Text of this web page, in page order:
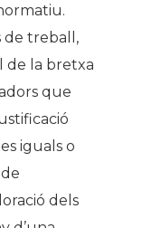
de treball,
de la bretxa
que
iguals o
dels